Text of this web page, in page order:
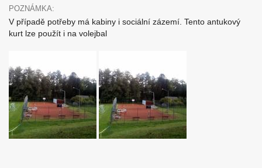
POZNÁMKA:
V případě potřeby má kabiny i sociální zázemí. Tento antukový
kurt lze použít i na volejbal